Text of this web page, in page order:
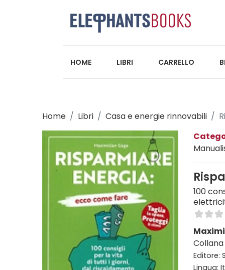
HOME LIBRI CARRELLO
Home Libri Casa e energie rinnovabili
100
Editore:
Lingua: